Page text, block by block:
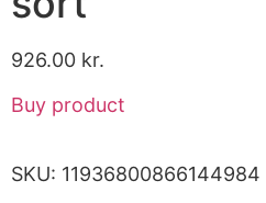
926.00 kr.
Buy product
SKU: 11936800866144984